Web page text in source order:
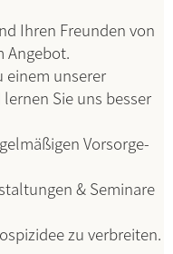
Ihren Freunden von
Angebot.
einem unserer
Sie uns besser
Vorsorge-
& Seminare
zu verbreiten.